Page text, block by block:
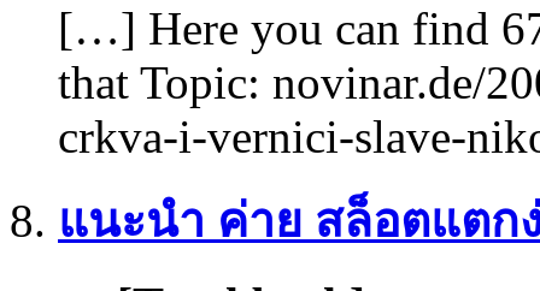
[…] Here you can find
that Topic: novinar.de/
crkva-i-vernici-slave-
แนะนำ ค่าย สล็อตแตก